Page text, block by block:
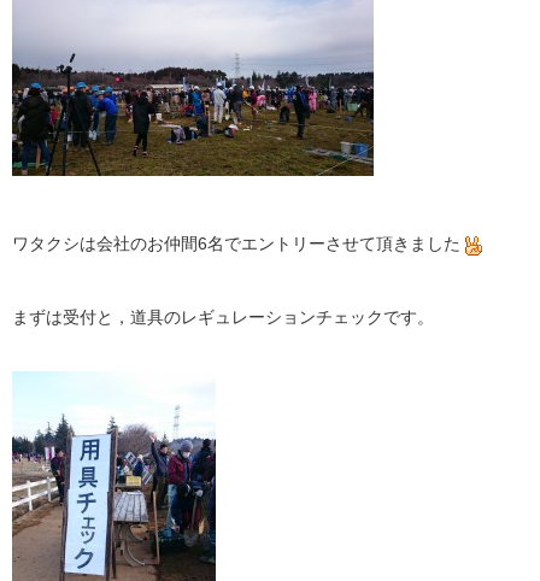
ワタクシは会社のお仲間6名でエントリーさせて頂きました
まずは受付と，道具のレギュレーションチェックです。